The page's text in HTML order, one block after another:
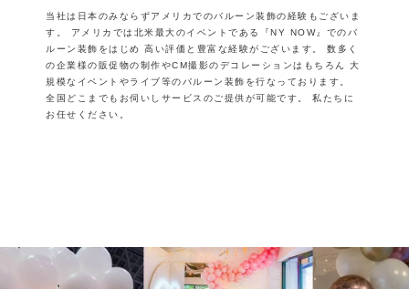
当社は日本のみならずアメリカでのバルーン装飾の経験もございま
す。
アメリカでは北米最大のイベントである『NY NOW』でのバ
ルーン装飾をはじめ 高い評価と豊富な経験がございます。
数多く
の企業様の販促物の制作やCM撮影のデコレーションはもちろん
大
規模なイベントやライブ等のバルーン装飾を行なっております。
全国どこまでもお伺いしサービスのご提供が可能です。
私たちに
お任せください。